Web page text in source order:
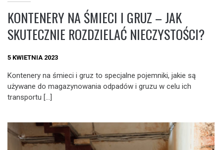
KONTENERY NA ŚMIECI I GRUZ – JAK
SKUTECZNIE ROZDZIELAĆ NIECZYSTOŚCI?
5 KWIETNIA 2023
Kontenery na śmieci i gruz to specjalne pojemniki, jakie są
używane do magazynowania odpadów i gruzu w celu ich
transportu […]